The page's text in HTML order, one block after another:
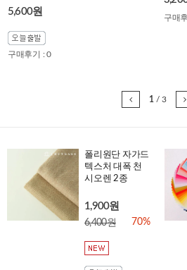
5,600원
구매후기 : 0
구매
1 / 3
폴리원단 자가드
텍스처 대폭 천
시오렌 2종
1,900원
6,400원 70%